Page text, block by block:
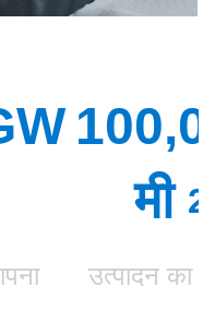
मी 2
उत्पादन का